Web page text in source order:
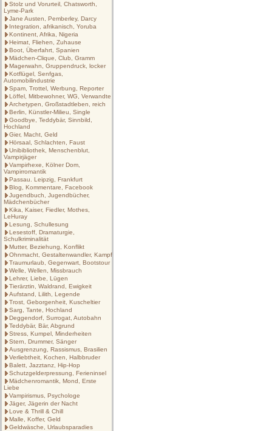
Stolz und Vorurteil, Chatsworth,
Lyme-Park
Jane Austen, Pemberley, Darcy
Integration, afrikanisch, Yoruba
Kontinent, Afrika, Nigeria
Heimat, Fliehen, Zuhause
Boot, Überfahrt, Spanien
Mädchen-Clique, Club, Gramm
Magerwahn, Gruppendruck, locker
Kotflügel, Senfgas,
Automobilindustrie
Spam, Trottel, Werbung, Reporter
Löffel, Mitbewohner, WG, Verwandte
Archetypen, Großstadtleben, reich
Berlin, Künstler-Milieu, Single
Goodbye, Teddybär, Sinnbild,
Hochland
Gier, Macht, Geld
Hörsaal, Schlachten, Faust
Unibibliothek, Menschenblut,
Vampirjäger
Vampirhexe, Kölner Dom,
Vampirromantik
Passau. Leipzig, Frankfurt
Blog, Kommentare, Facebook
Jugendbuch, Jugendbücher,
Mädchenbücher
Kika, Kaiser, Fiedler, Mothes,
LeHuray
Lesung, Schullesung
Lesestoff, Dramaturgie,
Schulkriminalität
Mutter, Beziehung, Konflikt
Ohnmacht, Gestaltenwandler, Kampf
Traumurlaub, Gegenwart, Bootstour
Welle, Wellen, Missbrauch
Lehrer, Liebe, Lügen
Tierärztin, Waldrand, Ewigkeit
Aufstand, Lilith, Legende
Trost, Geborgenheit, Kuscheltier
Sarg, Tante, Hochland
Deggendorf, Surrogat, Autobahn
Teddybär, Bär, Abgrund
Stress, Kumpel, Minderheiten
Stern, Drummer, Sänger
Ausgrenzung, Rassismus, Brasilien
Verliebtheit, Kochen, Halbbruder
Balett, Jazztanz, Hip-Hop
Schutzgelderpressung, Ferieninsel
Mädchenromantik, Mond, Erste
Liebe
Vampirismus, Psychologe
Jäger, Jägerin der Nacht
Love & Thrill & Chill
Malle, Koffer, Geld
Geldwäsche, Urlaubsparadies